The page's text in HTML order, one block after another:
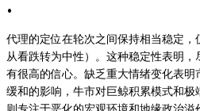
•
代理的定位在轮次之间保持相当稳定
从看跌转为中性）。这种稳定性表明
有很高的信心。缺乏重大情绪变化表明
缓和的影响，牛市对巨鲸积累模式和
则专注于恶化的宏观环境和地缘政治